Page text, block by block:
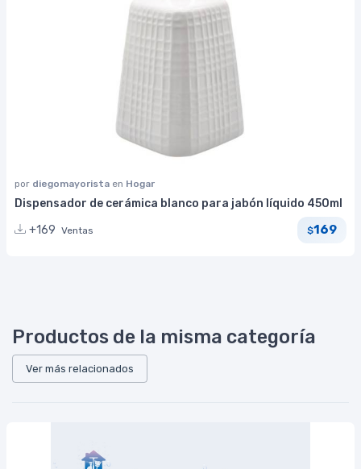
por diegomayorista en Hogar
Dispensador de cerámica blanco para jabón líquido 450ml
+169 Ventas $169
Productos de la misma categoría
Ver más relacionados